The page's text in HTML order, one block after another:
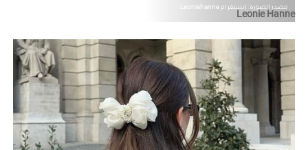
مصدر الصورة: إنستقرام Leoniehanne
Leonie Hanne